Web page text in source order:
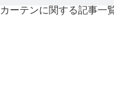
カーテンに関する記事一